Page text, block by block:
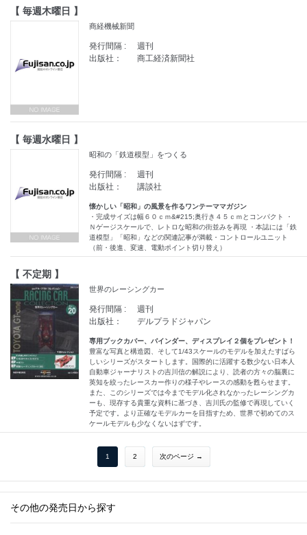
【 毎週木曜日 】
商経機械新聞
発行間隔 :
週刊
出版社：
商工経済新聞社
【 毎週水曜日 】
昭和の「鉄道模型」をつくる
発行間隔 :
週刊
出版社：
講談社
懐かしい「昭和」の風景を作るワンテーママガジン
・完成サイズは幅６０ｃｍ&#215;奥行き４５ｃｍとコンパクト ・
Ｎゲージスケールで、レトロな昭和の街並みを再現 ・本誌には「鉄
道模型」「昭和」などの関連記事が満載・コントロールユニット
（前・後進、変速、電動ポイント切り替え）
【 不定期 】
世界のレーシングカー
発行間隔 :
週刊
出版社：
デルプラドジャパン
専用ブックカバー、バインダー、ディスプレイ２個をプレゼント！
豊富な写真と構造図、そして1/43スケールのモデルを加えたすばら
しいシリーズがスタートします。国際的に活躍する数少ない日本人
自動車ジャーナリストの吉川信の解説により、読者の方々の脳裏に
英知を絞ったレースカー作りの様子やレースの感動を甦らせます。
また、このシリーズでは今までモデル化されなかったレーシングカ
ーも、現存する貴重な資料に基づき、吉川氏の監修で再現していく
予定です。より正確なモデルカーを目指すため、世界で初めてのス
ケールモデルも少なくないはずです。
1 2 次のページ →
その他の発売日から探す